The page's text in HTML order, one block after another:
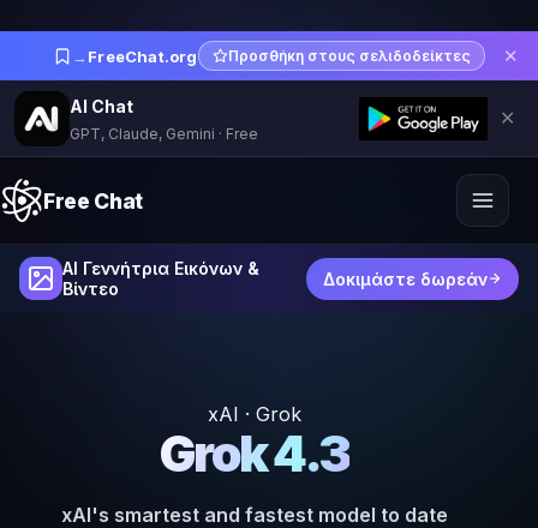
→ FreeChat.org Προσθήκη στους σελιδοδείκτες ✕
AI Chat
GPT, Claude, Gemini · Free
✕
Free Chat
AI Γεννήτρια Εικόνων &
Βίντεο
Δοκιμάστε δωρεάν
xAI · Grok
Grok 4.3
xAI's smartest and fastest model to date